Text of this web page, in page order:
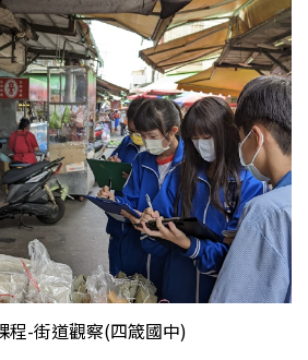
程-街道觀察(四箴國中)